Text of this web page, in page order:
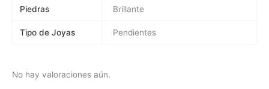
Piedras Brillante
Tipo de Joyas Pendientes
No hay valoraciones aún.